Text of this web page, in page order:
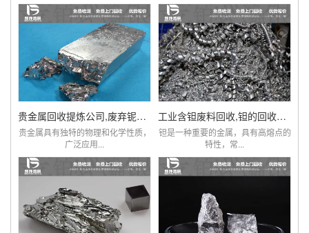
贵金属回收提炼公司,废弃铌粉,铌棒,铌铁回收
贵金属具有独特的物理和化学性质，
广泛应用...
工业含钽废料回收,钽的回收价格,贵金属钽回收
钽是一种重要的金属，具有高熔点的
特性，常...